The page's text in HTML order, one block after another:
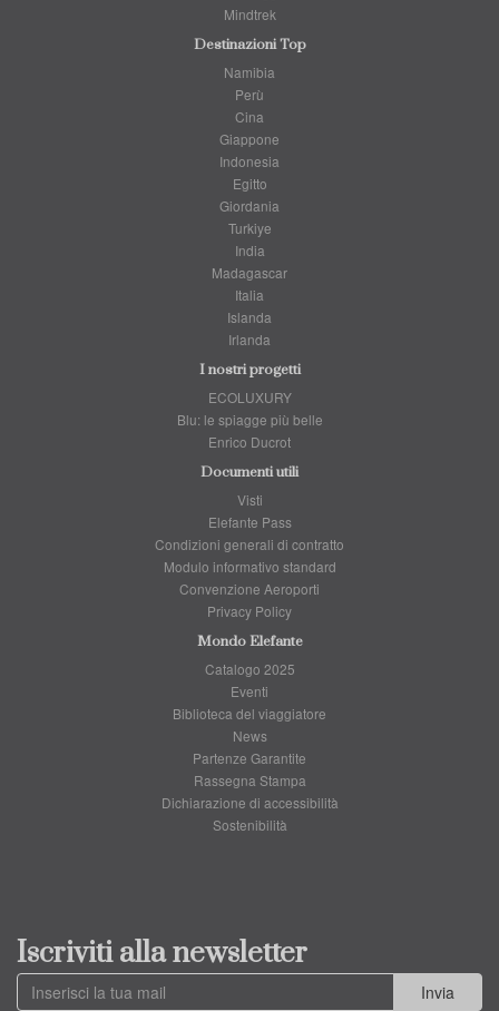
Mindtrek
Destinazioni Top
Namibia
Perù
Cina
Giappone
Indonesia
Egitto
Giordania
Turkiye
India
Madagascar
Italia
Islanda
Irlanda
I nostri progetti
ECOLUXURY
Blu: le spiagge più belle
Enrico Ducrot
Documenti utili
Visti
Elefante Pass
Condizioni generali di contratto
Modulo informativo standard
Convenzione Aeroporti
Privacy Policy
Mondo Elefante
Catalogo 2025
Eventi
Biblioteca del viaggiatore
News
Partenze Garantite
Rassegna Stampa
Dichiarazione di accessibilità
Sostenibilità
Iscriviti alla newsletter
Invia